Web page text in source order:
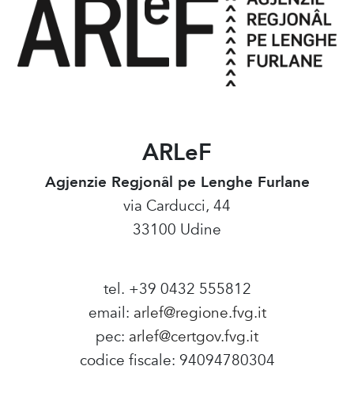
ARLeF
Agjenzie Regjonâl pe Lenghe Furlane
via Carducci, 44
33100 Udine
tel. +39 0432 555812
email: arlef@regione.fvg.it
pec: arlef@certgov.fvg.it
codice fiscale: 94094780304